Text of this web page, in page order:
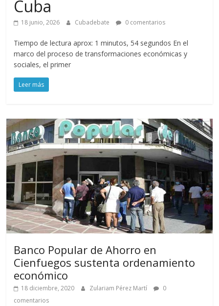
Cuba
18 junio, 2026 Cubadebate 0 comentarios
Tiempo de lectura aprox: 1 minutos, 54 segundos En el
marco del proceso de transformaciones económicas y
sociales, el primer
Leer más
Banco Popular de Ahorro en
Cienfuegos sustenta ordenamiento
económico
18 diciembre, 2020 Zulariam Pérez Martí
0
comentarios